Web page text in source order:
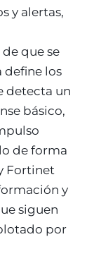
y alertas,
que se
define los
detecta un
básico,
de forma
Fortinet
y
siguen
por